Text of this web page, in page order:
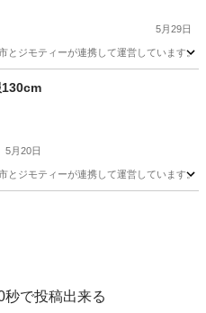
5月29日
とジモティーが連携して運営していま
5月20日
とジモティーが連携して運営していま
で投稿出来る